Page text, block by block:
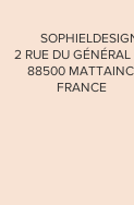
2 RUE DU GÉNÉRAL
88500
FRANCE